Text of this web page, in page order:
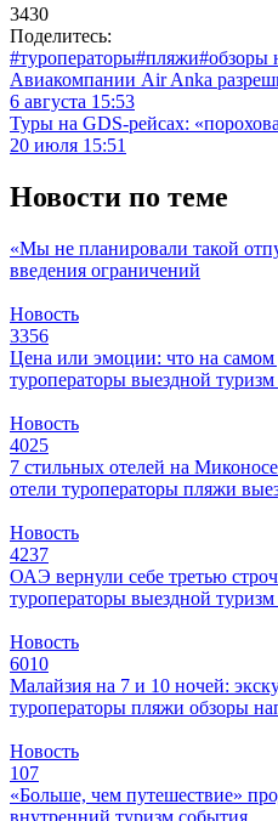
3430
Поделитесь:
#туроператоры#пляжи#обзоры
Авиакомпании Air Anka
6 августа 15:53
Туры на GDS-рейсах:
20 июля 15:51
Новости по теме
«Мы не планировали такой
введения ограничений
Новость
3356
Цена или эмоции: что на
туроператоры выездной туризм
Новость
4025
7 стильных отелей на
отели туроператоры пляжи
Новость
4237
ОАЭ вернули себе третью
туроператоры выездной туризм
Новость
6010
Малайзия на 7 и 10 ночей:
туроператоры пляжи обзоры
Новость
107
«Больше, чем путешествие»
внутренний туризм события